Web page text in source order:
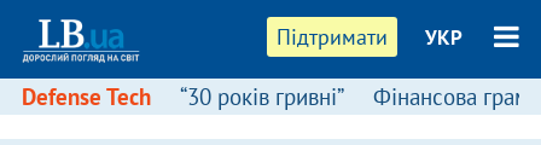
Підтримати УКР
Defense Tech “30 років гривні” Фінансова